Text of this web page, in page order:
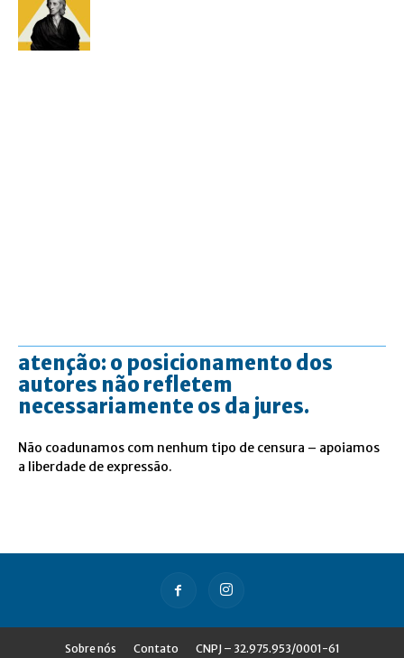
atenção: o posicionamento dos
autores não refletem
necessariamente os da jures.
Não coadunamos com nenhum tipo de censura – apoiamos
a liberdade de expressão.
Sobre nós Contato CNPJ – 32.975.953/0001-61